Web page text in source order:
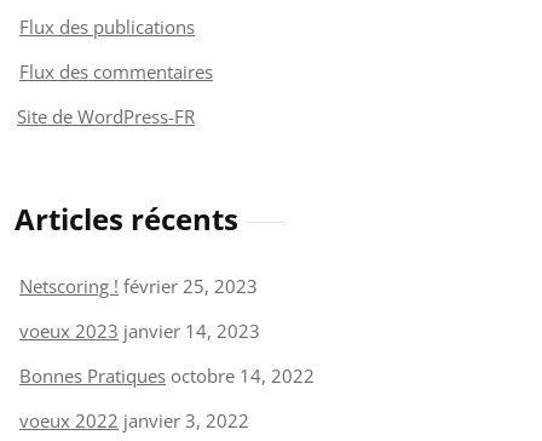
Flux des publications
Flux des commentaires
Site de WordPress-FR
Articles récents
Netscoring ! février 25, 2023
voeux 2023 janvier 14, 2023
Bonnes Pratiques octobre 14, 2022
voeux 2022 janvier 3, 2022